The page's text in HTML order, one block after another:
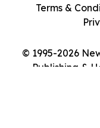
© 1995-2026
Publishing &
Terms &